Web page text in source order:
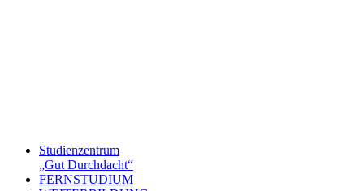
Studienzentrum
„Gut Durchdacht“
FERNSTUDIUM